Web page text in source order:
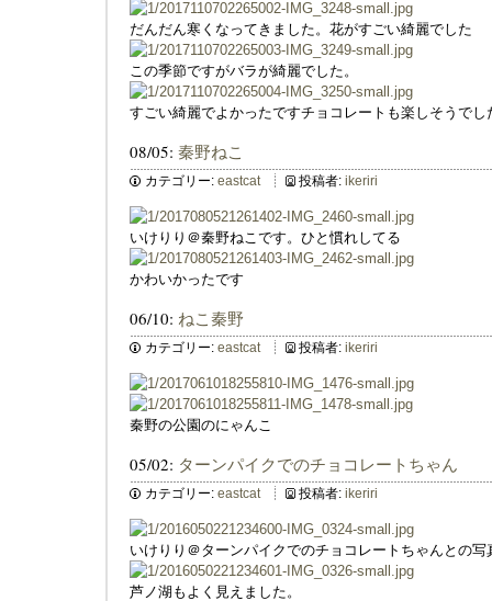
だんだん寒くなってきました。花がすごい綺麗でした
この季節ですがバラが綺麗でした。
すごい綺麗でよかったですチョコレートも楽しそうでし
08/05: 秦野ねこ
カテゴリー: eastcat 投稿者: ikeriri
いけりり＠秦野ねこです。ひと慣れしてる
かわいかったです
06/10: ねこ秦野
カテゴリー: eastcat 投稿者: ikeriri
秦野の公園のにゃんこ
05/02: ターンパイクでのチョコレートちゃん
カテゴリー: eastcat 投稿者: ikeriri
いけりり＠ターンパイクでのチョコレートちゃんとの写
芦ノ湖もよく見えました。